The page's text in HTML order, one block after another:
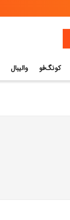
کونگ‌فو والیبال